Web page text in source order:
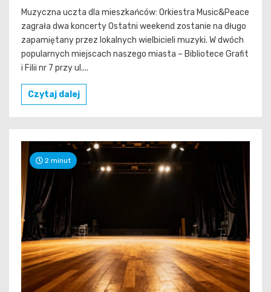
Muzyczna uczta dla mieszkańców: Orkiestra Music&Peace
zagrała dwa koncerty Ostatni weekend zostanie na długo
zapamiętany przez lokalnych wielbicieli muzyki. W dwóch
popularnych miejscach naszego miasta – Bibliotece Grafit
i Filii nr 7 przy ul....
Czytaj dalej
2 minut